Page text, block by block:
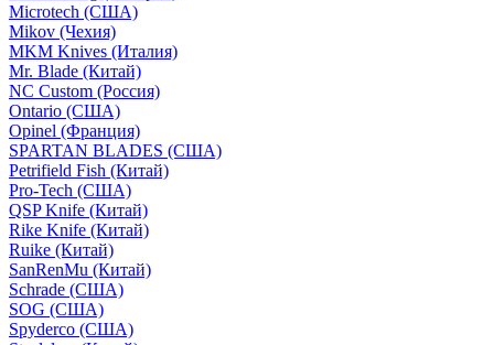
Microtech (США)
Mikov (Чехия)
MKM Knives (Италия)
Mr. Blade (Китай)
NC Custom (Россия)
Ontario (США)
Opinel (Франция)
SPARTAN BLADES (США)
Petrifield Fish (Китай)
Pro-Tech (США)
QSP Knife (Китай)
Rike Knife (Китай)
Ruike (Китай)
SanRenMu (Китай)
Schrade (США)
SOG (США)
Spyderco (США)